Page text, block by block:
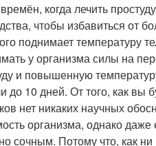
когда лечить
чтобы избавиться от
поднимает температуру
у организма силы на
и повышенную
10 дней. От того, как вы
нет никаких научных
организма, однако
сочным. Потому что, как